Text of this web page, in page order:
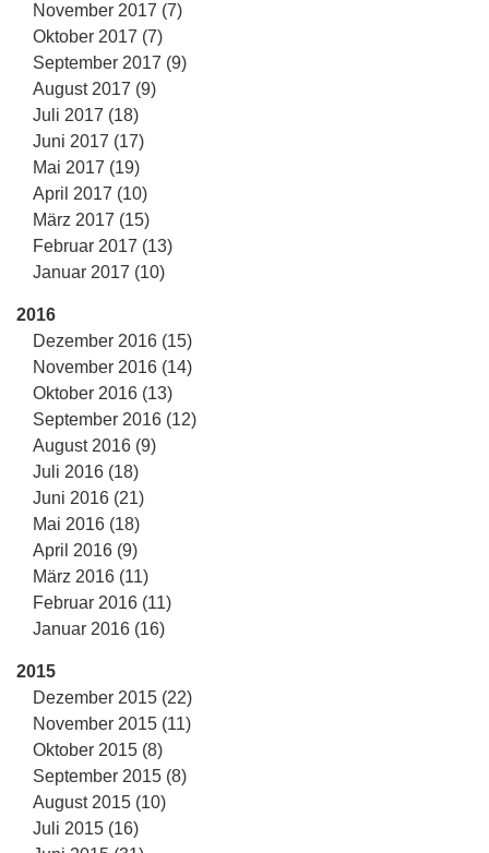
November 2017 (7)
Oktober 2017 (7)
September 2017 (9)
August 2017 (9)
Juli 2017 (18)
Juni 2017 (17)
Mai 2017 (19)
April 2017 (10)
März 2017 (15)
Februar 2017 (13)
Januar 2017 (10)
2016
Dezember 2016 (15)
November 2016 (14)
Oktober 2016 (13)
September 2016 (12)
August 2016 (9)
Juli 2016 (18)
Juni 2016 (21)
Mai 2016 (18)
April 2016 (9)
März 2016 (11)
Februar 2016 (11)
Januar 2016 (16)
2015
Dezember 2015 (22)
November 2015 (11)
Oktober 2015 (8)
September 2015 (8)
August 2015 (10)
Juli 2015 (16)